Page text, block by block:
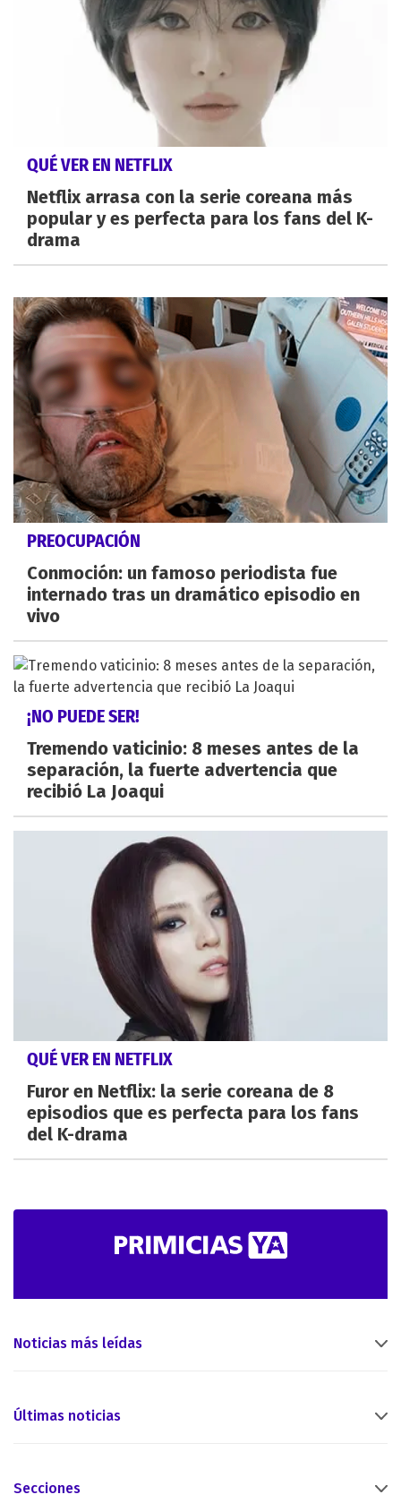
QUÉ VER EN NETFLIX
Netflix arrasa con la serie coreana más
popular y es perfecta para los fans del K-
drama
PREOCUPACIÓN
Conmoción: un famoso periodista fue
internado tras un dramático episodio en
vivo
¡NO PUEDE SER!
Tremendo vaticinio: 8 meses antes de la
separación, la fuerte advertencia que
recibió La Joaqui
QUÉ VER EN NETFLIX
Furor en Netflix: la serie coreana de 8
episodios que es perfecta para los fans
del K-drama
Noticias más leídas
Últimas noticias
Secciones